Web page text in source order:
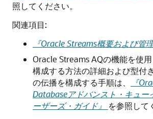
照してください。
関連項目:
『Oracle Streams概要および管理
Oracle Streams AQの機能を使
構成する方法の詳細および型付
の伝播を構成する手順は、
『
Databaseアドバンスト・キュー
ーザーズ・ガイド』 を参照して